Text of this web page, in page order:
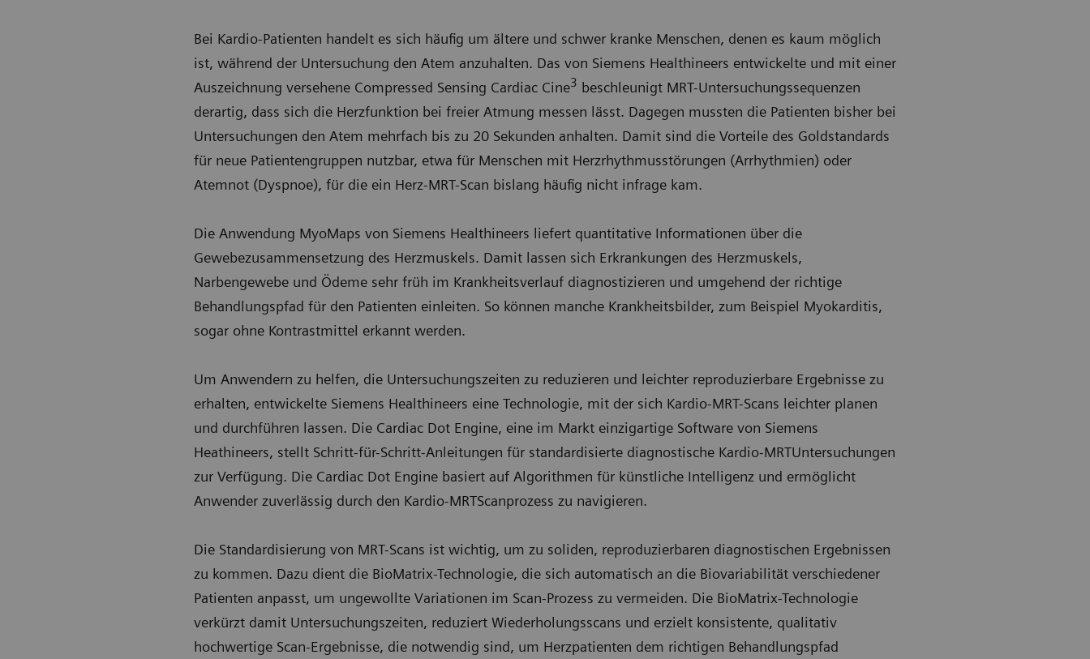
Bei Kardio-Patienten handelt es sich häufig um ältere und schwer kranke Menschen, denen es kaum möglich
ist, während der Untersuchung den Atem anzuhalten. Das von Siemens Healthineers entwickelte und mit einer
Auszeichnung versehene Compressed Sensing Cardiac Cine3 beschleunigt MRT-Untersuchungssequenzen
derartig, dass sich die Herzfunktion bei freier Atmung messen lässt. Dagegen mussten die Patienten bisher bei
Untersuchungen den Atem mehrfach bis zu 20 Sekunden anhalten. Damit sind die Vorteile des Goldstandards
für neue Patientengruppen nutzbar, etwa für Menschen mit Herzrhythmusstörungen (Arrhythmien) oder
Atemnot (Dyspnoe), für die ein Herz-MRT-Scan bislang häufig nicht infrage kam.
Die Anwendung MyoMaps von Siemens Healthineers liefert quantitative Informationen über die
Gewebezusammensetzung des Herzmuskels. Damit lassen sich Erkrankungen des Herzmuskels,
Narbengewebe und Ödeme sehr früh im Krankheitsverlauf diagnostizieren und umgehend der richtige
Behandlungspfad für den Patienten einleiten. So können manche Krankheitsbilder, zum Beispiel Myokarditis,
sogar ohne Kontrastmittel erkannt werden.
Um Anwendern zu helfen, die Untersuchungszeiten zu reduzieren und leichter reproduzierbare Ergebnisse zu
erhalten, entwickelte Siemens Healthineers eine Technologie, mit der sich Kardio-MRT-Scans leichter planen
und durchführen lassen. Die Cardiac Dot Engine, eine im Markt einzigartige Software von Siemens
Heathineers, stellt Schritt-für-Schritt-Anleitungen für standardisierte diagnostische Kardio-MRTUntersuchungen
zur Verfügung. Die Cardiac Dot Engine basiert auf Algorithmen für künstliche Intelligenz und ermöglicht
Anwender zuverlässig durch den Kardio-MRTScanprozess zu navigieren.
Die Standardisierung von MRT-Scans ist wichtig, um zu soliden, reproduzierbaren diagnostischen Ergebnissen
zu kommen. Dazu dient die BioMatrix-Technologie, die sich automatisch an die Biovariabilität verschiedener
Patienten anpasst, um ungewollte Variationen im Scan-Prozess zu vermeiden. Die BioMatrix-Technologie
verkürzt damit Untersuchungszeiten, reduziert Wiederholungsscans und erzielt konsistente, qualitativ
hochwertige Scan-Ergebnisse, die notwendig sind, um Herzpatienten dem richtigen Behandlungspfad